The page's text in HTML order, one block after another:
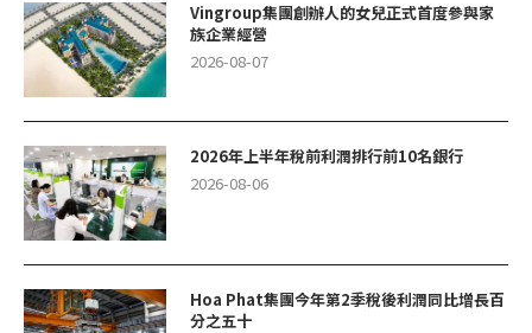
Vingroup集團創辦人的女兒正式首度參與家
族企業經營
2026-08-07
2026年上半年稅前利潤排行前10名銀行
2026-08-06
Hoa Phat集團今年第2季稅後利潤同比增長百
分之五十